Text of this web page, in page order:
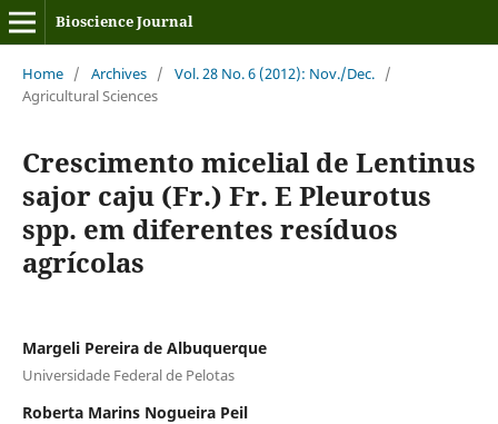
Bioscience Journal
Home / Archives / Vol. 28 No. 6 (2012): Nov./Dec. /
Agricultural Sciences
Crescimento micelial de Lentinus
sajor caju (Fr.) Fr. E Pleurotus
spp. em diferentes resíduos
agrícolas
Margeli Pereira de Albuquerque
Universidade Federal de Pelotas
Roberta Marins Nogueira Peil